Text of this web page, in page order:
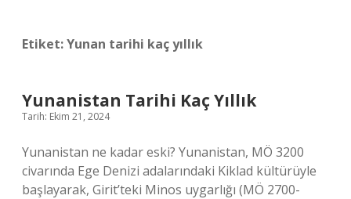
Etiket:Yunan tarihi kaç yıllık
Yunanistan Tarihi Kaç Yıllık
Tarih: Ekim 21, 2024
Yunanistan ne kadar eski? Yunanistan, MÖ 3200
civarında Ege Denizi adalarındaki Kiklad kültürüyle
başlayarak, Girit’teki Minos uygarlığı (MÖ 2700-